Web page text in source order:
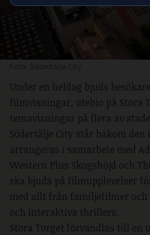
Under en heldag bjuds
filmvisningar, utebio på Stora
temavisningar på flera av
Södertälje City står bakom
arrangeras i samarbete med
Western Plus Skogshöjd och
ska bjuda på filmupplevelser
med allt från familjefilmer
och interaktiva thrillers.
Stora Torget förvandlas till en